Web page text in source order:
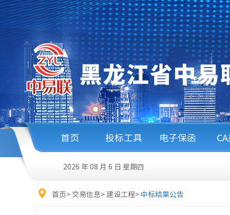
首页 投标工具 电子保函
2026 年 08 月 6 日 星期四
首页> 交易信息> 建设工程> 中标结果公告